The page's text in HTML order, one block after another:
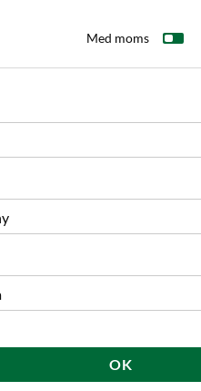
Med moms
OK